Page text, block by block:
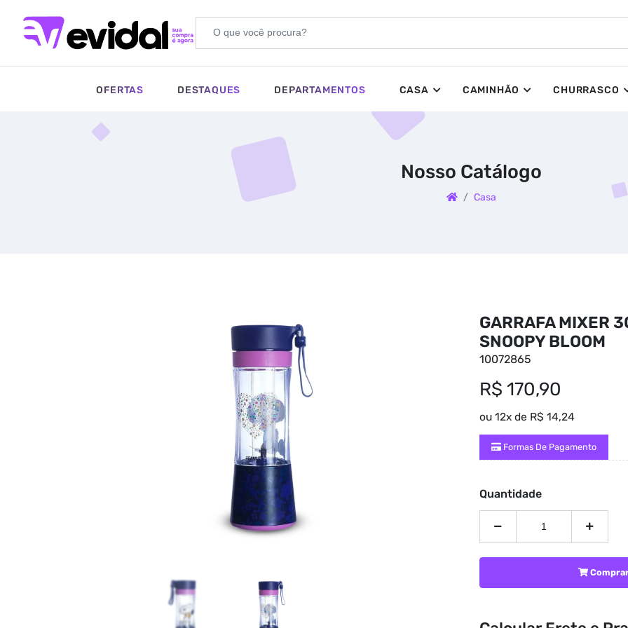
OFERTAS DESTAQUES DEPARTAMENTOS CASA CAMINHÃO CHURRASCO
Nosso Catálogo
Casa
GARRAFA MIXER
SNOOPY BLOOM
10072865
R$ 170,90
ou 12x de R$ 14,24
Formas De Pagamento
Quantidade